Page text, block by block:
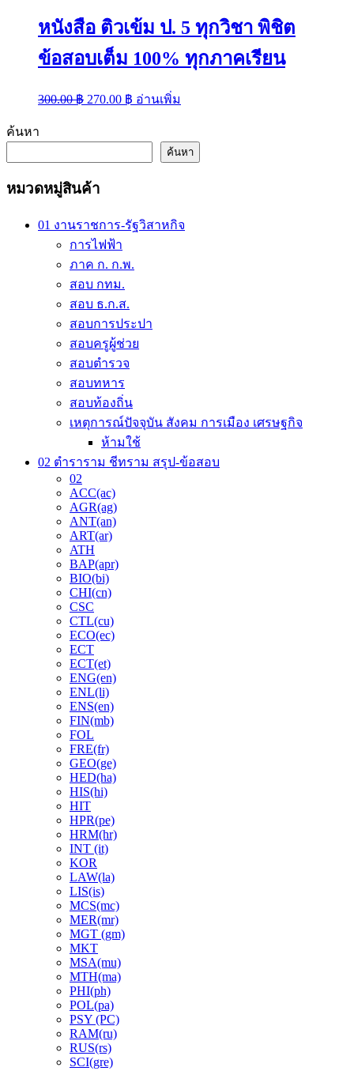
หนังสือ ติวเข้ม ป. 5 ทุกวิชา พิชิต
ข้อสอบเต็ม 100% ทุกภาคเรียน
300.00฿ Original
price
300.00 ฿.
270.00 ฿ Current
price
270.00 ฿.
อ่านเพิ่ม
ค้นหา
ค้นหา
หมวดหมู่สินค้า
01 งานราชการ-รัฐวิสาหกิจ
การไฟฟ้า
ภาค ก. ก.พ.
สอบ กทม.
สอบ ธ.ก.ส.
สอบการประปา
สอบครูผู้ช่วย
สอบตำรวจ
สอบทหาร
สอบท้องถิ่น
เหตุการณ์ปัจจุบัน สังคม การเมือง เศรษฐกิจ
ห้ามใช้
02 ตำราราม ชีทราม สรุป-ข้อสอบ
02
ACC(ac)
AGR(ag)
ANT(an)
ART(ar)
ATH
BAP(apr)
BIO(bi)
CHI(cn)
CSC
CTL(cu)
ECO(ec)
ECT
ECT(et)
ENG(en)
ENL(li)
ENS(en)
FIN(mb)
FOL
FRE(fr)
GEO(ge)
HED(ha)
HIS(hi)
HIT
HPR(pe)
HRM(hr)
INT (it)
KOR
LAW(la)
LIS(is)
MCS(mc)
MER(mr)
MGT (gm)
MKT
MSA(mu)
MTH(ma)
PHI(ph)
POL(pa)
PSY (PC)
RAM(ru)
RUS(rs)
SCI(gre)